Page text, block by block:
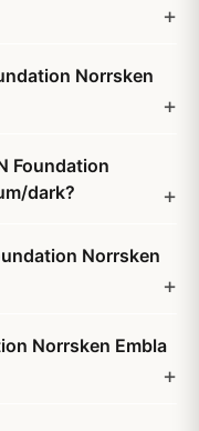
Norrsken
Foundation
dark?
Norrsken
Norrsken Embla